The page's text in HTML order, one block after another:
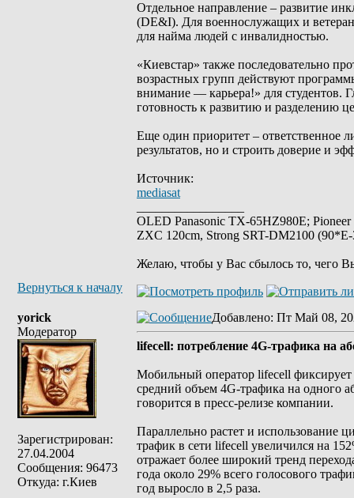
Отдельное направление – развитие
(DE&I). Для военнослужащих и
для найма людей с инвалидностью.
«Киевстар» также последовательно
возрастных групп действуют
внимание — карьера!» для студентов.
готовность к развитию и разделению
Еще один приоритет – ответственное
результатов, но и строить доверие и
Источник:
mediasat
OLED Panasonic TX-65HZ980E;
ZXC 120cm, Strong SRT-DM2100
Желаю, чтобы у Вас сбылось то, чего
Вернуться к началу
yorick
Модератор
Зарегистрирован:
27.04.2004
Сообщения: 96473
Откуда: г.Киев
Добавлено: Пт Май 08,
lifecell: потребление 4G-трафика на
Мобильный оператор lifecell фиксирует
средний объем 4G-трафика на одного
говорится в пресс-релизе компании.
Параллельно растет и использование
трафик в сети lifecell увеличился на
отражает более широкий тренд
года около 29% всего голосового
год выросло в 2,5 раза.